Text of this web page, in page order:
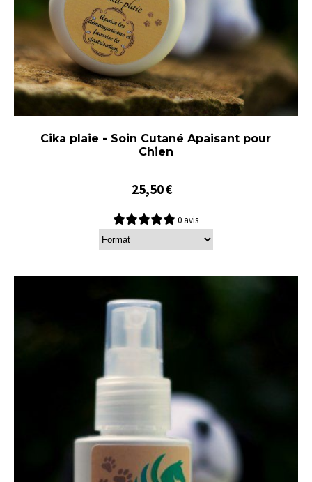
Cika plaie - Soin Cutané Apaisant pour
Chien
25,50€
0 avis